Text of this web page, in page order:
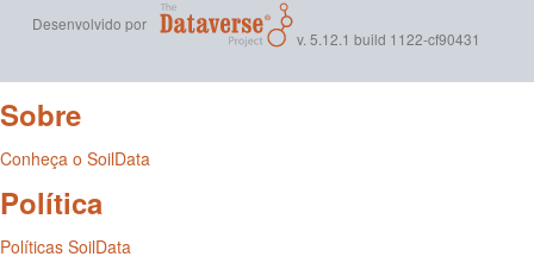
Desenvolvido por
v. 5.12.1 build 1122-cf90431
Sobre
Conheça o SoilData
Política
Políticas SoilData